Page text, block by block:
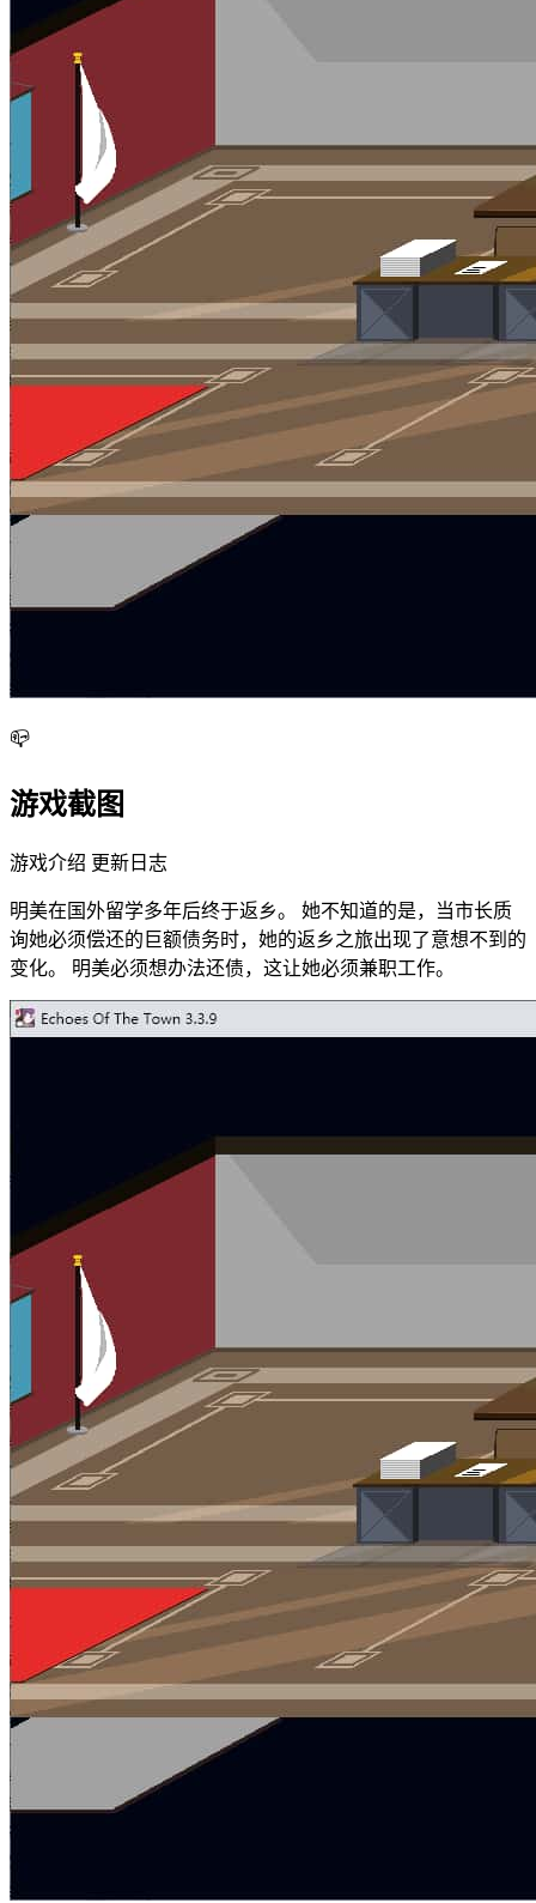
📪
游戏截图
游戏介绍 更新日志
明美在国外留学多年后终于返乡。 她不知道的是，当市长质
询她必须偿还的巨额债务时，她的返乡之旅出现了意想不到的
变化。 明美必须想办法还债，这让她必须兼职工作。